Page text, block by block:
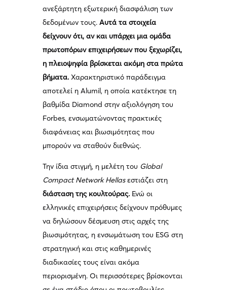
ανεξάρτητη εξωτερική διασφάλιση των
δεδομένων τους.Αυτά τα στοιχεία
δείχνουν ότι, αν και υπάρχει μια ομάδα
πρωτοπόρων επιχειρήσεων που ξεχωρίζει,
η πλειοψηφία βρίσκεται ακόμη στα πρώτα
βήματα. Χαρακτηριστικό παράδειγμα
αποτελεί η Alumil, η οποία κατέκτησε τη
βαθμίδα Diamond στην αξιολόγηση του
Forbes, ενσωματώνοντας πρακτικές
διαφάνειας και βιωσιμότητας που
μπορούν να σταθούν διεθνώς.
Την ίδια στιγμή, η μελέτη του Global
Compact Network Hellasεστιάζει στη
διάσταση της κουλτούρας. Ενώ οι
ελληνικές επιχειρήσεις δείχνουν πρόθυμες
να δηλώσουν δέσμευση στις αρχές της
βιωσιμότητας, η ενσωμάτωση του ESG στη
στρατηγική και στις καθημερινές
διαδικασίες τους είναι ακόμα
περιορισμένη. Οι περισσότερες βρίσκονται